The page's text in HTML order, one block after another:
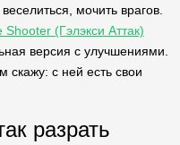
мочить врагов.
(Гэлэкси Аттак)
версия с улучшениями.
скажу: с ней есть свои
разрать